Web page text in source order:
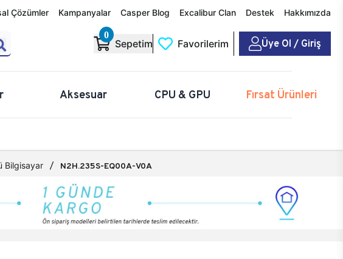
Çözümler Kampanyalar Casper Blog Excalibur Clan Destek Hakkımızda
0
Sepetim Favorilerim Üye Ol / Giriş
Aksesuar CPU & GPU Fırsat Ürünleri
Bilgisayar N2H.235S-EQ00A-V0A